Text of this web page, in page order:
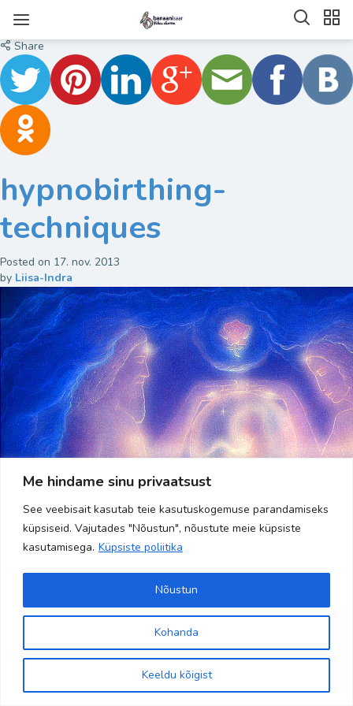
Me hindame sinu privaatsust
See veebisait kasutab teie kasutuskogemuse parandamiseks
küpsiseid. Vajutades "Nõustun", nõustute meie küpsiste
kasutamisega. Küpsiste poliitika
Kohanda
Keeldu kõigist
Nõustun
Share
hypnobirthing-
techniques
Posted on 17. nov. 2013
by Liisa-Indra
Copyright 2024 Banaanisaar | All Rights Reserved | Powered by
kodulehehaldus.com
Site is using a trial version of the theme. Please enter your
purchase code in theme settings to activate it or
wordpress theme here